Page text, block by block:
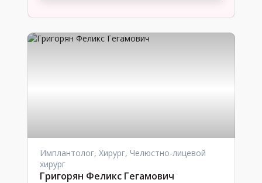
Имплантолог, Хирург, Челюстно-лицевой
хирург
Григорян Феликс Гегамович